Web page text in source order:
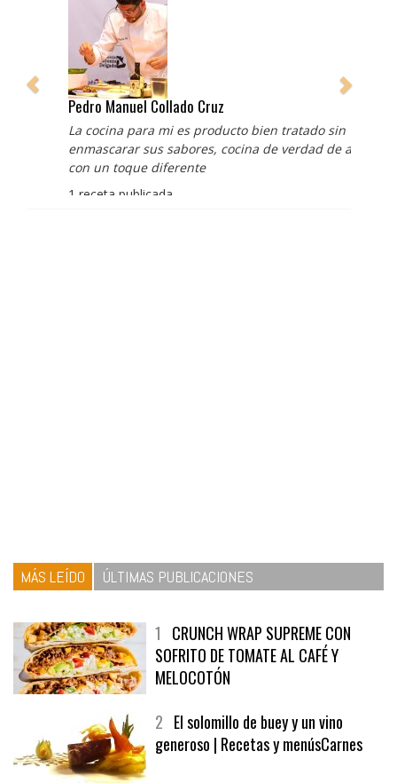
Pedro Manuel Collado Cruz
La cocina para mi es producto bien tratado sin
enmascarar sus sabores, cocina de verdad de antaño
con un toque diferente
1 receta publicada
1CRUNCH WRAP SUPREME CON
SOFRITO DE TOMATE AL CAFÉ Y
MELOCOTÓN
2El solomillo de buey y un vino